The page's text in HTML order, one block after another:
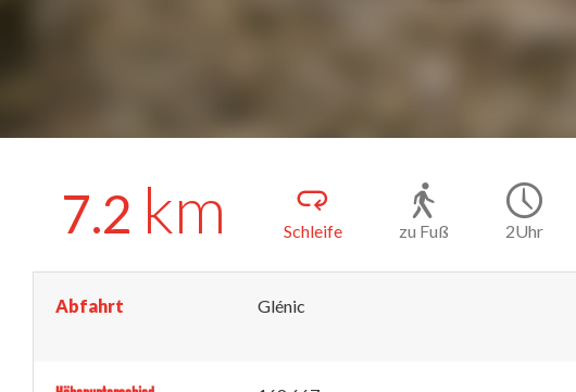
7.2 km Schleife zu Fuß 2Uhr
Abfahrt Glénic